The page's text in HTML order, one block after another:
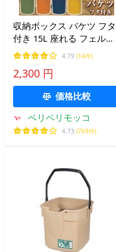
収納ボックス バケツ フタ
付き 15L 座れる フェルマ
ー ferma 中型 シンプル ご
み箱 JEJアステージ 日本製
多目的収納(送料無料)
4.79 (14件)
2,300 円
価格比較
ベリベリモッコ
4.73 (769件)